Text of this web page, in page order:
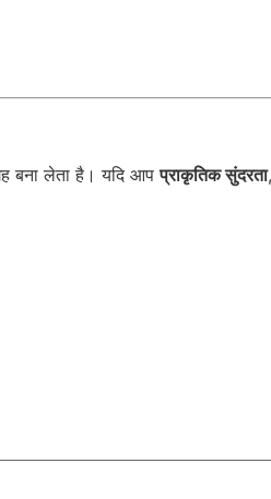
बना लेता है। यदि आपप्राकृतिक सुंदरता